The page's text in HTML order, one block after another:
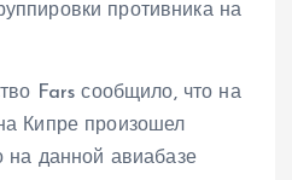
противника на
Fars сообщило, что на
Кипре произошел
на данной авиабазе